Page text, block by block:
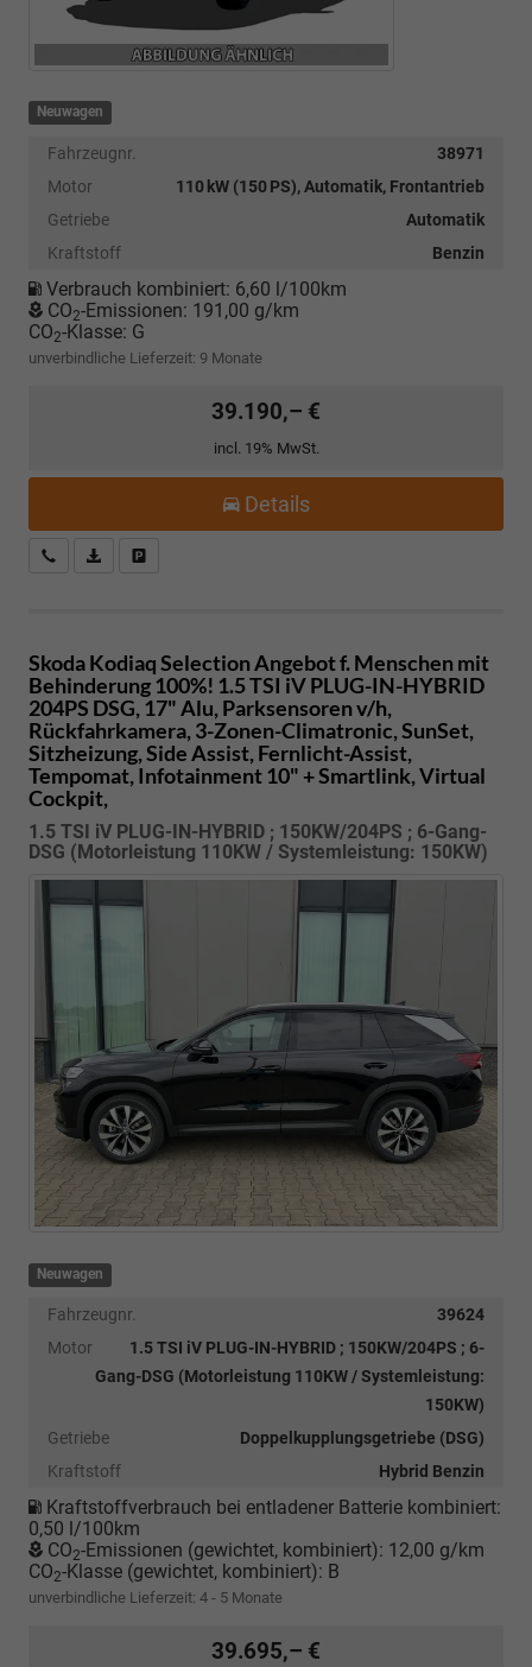
Neuwagen
Fahrzeugnr.
38971
Motor
110 kW (150 PS), Automatik, Frontantrieb
Getriebe
Automatik
Kraftstoff
Benzin
Verbrauch kombiniert: 6,60 l/100km
CO2-Emissionen: 191,00 g/km
CO2-Klasse: G
unverbindliche Lieferzeit: 9 Monate
39.190,– €
incl. 19% MwSt.
Details
Kostenloser Rückruf-Service
PDF-Datei, Fahrzeugexposé drucken
Skoda KodiaqSelection Angebot f. Menschen mit
Behinderung 100%! 1.5 TSI iV PLUG-IN-HYBRID
204PS DSG, 17" Alu, Parksensoren v/h,
Rückfahrkamera, 3-Zonen-Climatronic, SunSet,
Sitzheizung, Side Assist, Fernlicht-Assist,
Tempomat, Infotainment 10" + Smartlink, Virtual
Cockpit,
1.5 TSI iV PLUG-IN-HYBRID ; 150KW/204PS ; 6-Gang-
DSG (Motorleistung 110KW / Systemleistung: 150KW)
Neuwagen
Fahrzeugnr.
39624
Motor
1.5 TSI iV PLUG-IN-HYBRID ; 150KW/204PS ; 6-
Gang-DSG (Motorleistung 110KW / Systemleistung:
150KW)
Getriebe
Doppelkupplungsgetriebe (DSG)
Kraftstoff
Hybrid Benzin
Kraftstoffverbrauch bei entladener Batterie kombiniert:
0,50 l/100km
CO2-Emissionen (gewichtet, kombiniert): 12,00 g/km
CO2-Klasse (gewichtet, kombiniert): B
unverbindliche Lieferzeit: 4 - 5 Monate
39.695,– €